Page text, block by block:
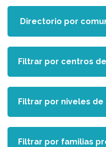
Filtrar por centros
Filtrar por niveles de
Filtrar por familias